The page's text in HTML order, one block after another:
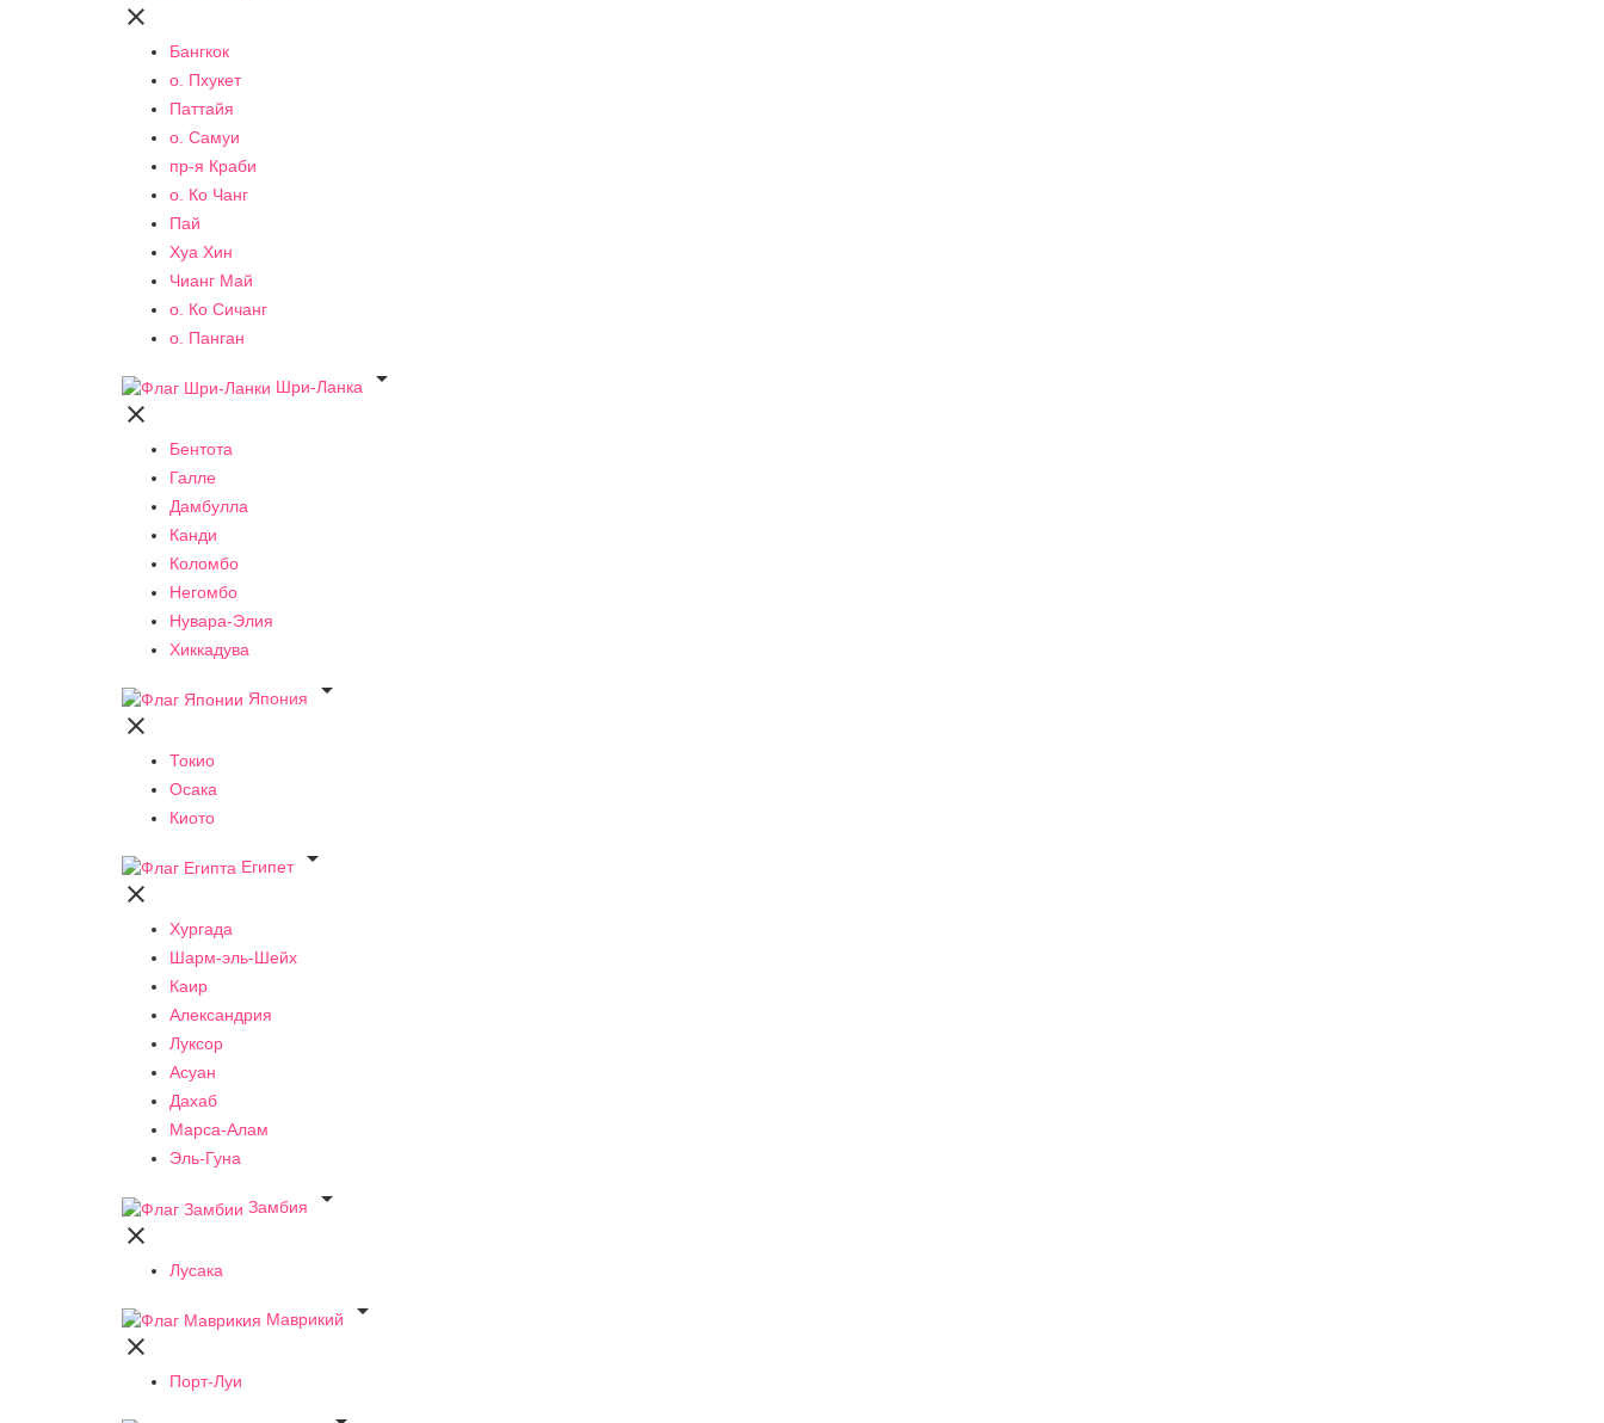

Бангкок
о. Пхукет
Паттайя
о. Самуи
пр-я Краби
о. Ко Чанг
Пай
Хуа Хин
Чианг Май
о. Ко Сичанг
о. Панган
Шри-Ланка


Бентота
Галле
Дамбулла
Канди
Коломбо
Негомбо
Нувара-Элия
Хиккадува
Япония


Токио
Осака
Киото
Египет


Хургада
Шарм-эль-Шейх
Каир
Александрия
Луксор
Асуан
Дахаб
Марса-Алам
Эль-Гуна
Замбия


Лусака
Маврикий


Порт-Луи